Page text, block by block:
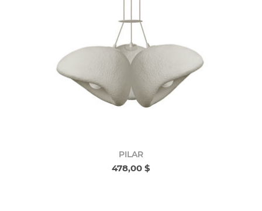
PILAR
478,00 $